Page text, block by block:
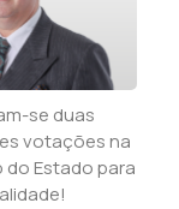
se duas
votações na
do Estado para